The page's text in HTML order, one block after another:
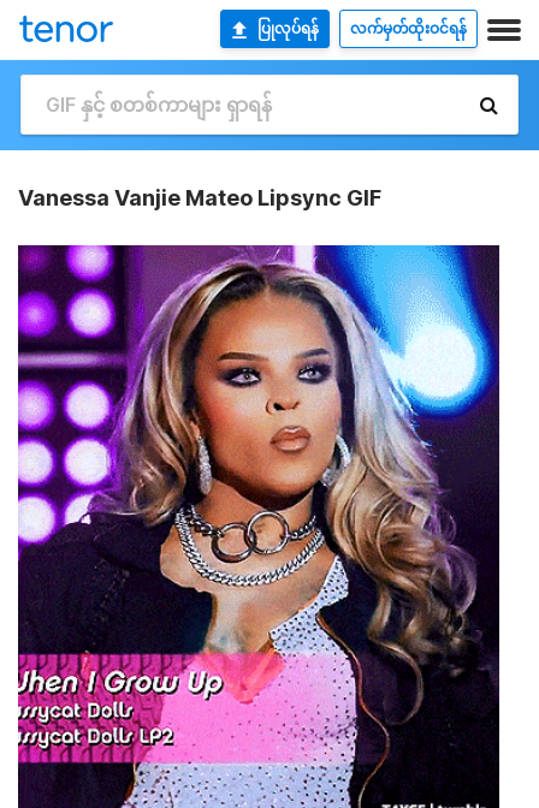
ပြုလုပ်ရန် လက်မှတ်ထိုးဝင်ရန်
Vanessa Vanjie Mateo Lipsync GIF